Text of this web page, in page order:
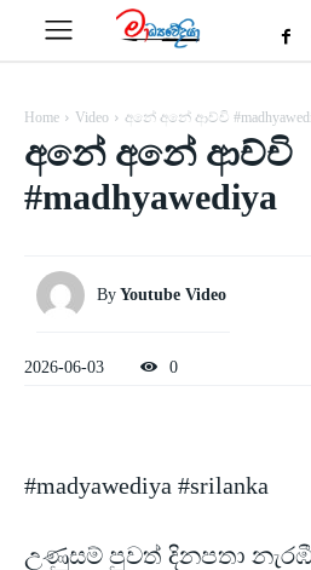
Home Video අනේ අනේ ආච්චි
අනේ අනේ ආච්චි
#madhyawediya
By Youtube Video
2026-06-03 0
#madyawediya #srilanka
උණුසම් පුවත් දිනපතා